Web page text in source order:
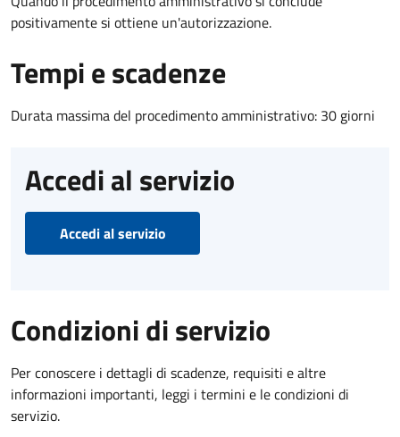
positivamente si ottiene un'autorizzazione.
Tempi e scadenze
Durata massima del procedimento amministrativo: 30 giorni
Accedi al servizio
Accedi al servizio
Condizioni di servizio
Per conoscere i dettagli di scadenze, requisiti e altre
informazioni importanti, leggi i termini e le condizioni di
servizio.